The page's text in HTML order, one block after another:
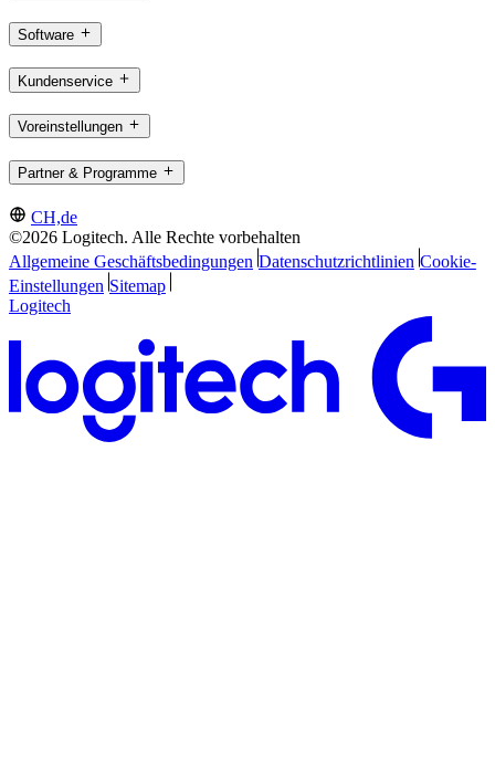
Software
Kundenservice
Voreinstellungen
Partner & Programme
CH,de
©2026 Logitech. Alle Rechte vorbehalten
Allgemeine Geschäftsbedingungen Datenschutzrichtlinien Cookie-
Einstellungen Sitemap
Logitech